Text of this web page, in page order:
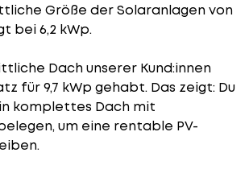
Größe der Solaranlagenvon
bei 6,2 kWp.
Dach unserer Kund:innen
für 9,7 kWp gehabt. Das zeigt: Du
komplettes Dach mit
um eine rentable PV-